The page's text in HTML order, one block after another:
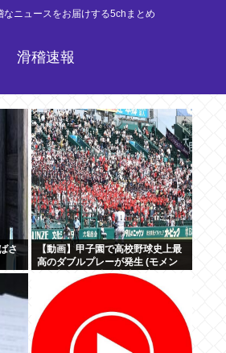
なニュースをお届けする5chまとめ
滑稽速報
さ
【動画】甲子園で高校野球史上最
高のダブルプレーが発生 (モメン
らの想像の25倍は史上最高)これも
うプロ野球超えてるだろ…